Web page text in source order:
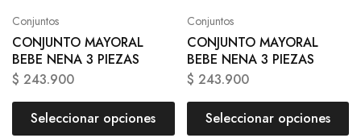
Conjuntos
CONJUNTO MAYORAL
BEBE NENA 3 PIEZAS
$ 243.900
Seleccionar opciones
Conjuntos
CONJUNTO MAYORAL
BEBE NENA 3 PIEZAS
$ 243.900
Seleccionar opciones